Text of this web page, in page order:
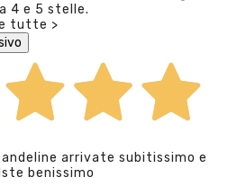
4 e 5 stelle.
tutte >
arrivate subitissimo e
benissimo